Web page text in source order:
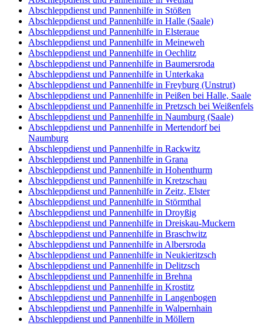
Abschleppdienst und Pannenhilfe in Stößen
Abschleppdienst und Pannenhilfe in Halle (Saale)
Abschleppdienst und Pannenhilfe in Elsteraue
Abschleppdienst und Pannenhilfe in Meineweh
Abschleppdienst und Pannenhilfe in Oechlitz
Abschleppdienst und Pannenhilfe in Baumersroda
Abschleppdienst und Pannenhilfe in Unterkaka
Abschleppdienst und Pannenhilfe in Freyburg (Unstrut)
Abschleppdienst und Pannenhilfe in Peißen bei Halle, Saale
Abschleppdienst und Pannenhilfe in Pretzsch bei Weißenfels
Abschleppdienst und Pannenhilfe in Naumburg (Saale)
Abschleppdienst und Pannenhilfe in Mertendorf bei
Naumburg
Abschleppdienst und Pannenhilfe in Rackwitz
Abschleppdienst und Pannenhilfe in Grana
Abschleppdienst und Pannenhilfe in Hohenthurm
Abschleppdienst und Pannenhilfe in Kretzschau
Abschleppdienst und Pannenhilfe in Zeitz, Elster
Abschleppdienst und Pannenhilfe in Störmthal
Abschleppdienst und Pannenhilfe in Droyßig
Abschleppdienst und Pannenhilfe in Dreiskau-Muckern
Abschleppdienst und Pannenhilfe in Braschwitz
Abschleppdienst und Pannenhilfe in Albersroda
Abschleppdienst und Pannenhilfe in Neukieritzsch
Abschleppdienst und Pannenhilfe in Delitzsch
Abschleppdienst und Pannenhilfe in Brehna
Abschleppdienst und Pannenhilfe in Krostitz
Abschleppdienst und Pannenhilfe in Langenbogen
Abschleppdienst und Pannenhilfe in Walpernhain
Abschleppdienst und Pannenhilfe in Möllern